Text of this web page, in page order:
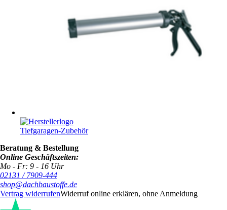
Tiefgaragen-Zubehör
Beratung & Bestellung
Online Geschäftszeiten:
Mo - Fr: 9 - 16 Uhr
02131 / 7909-444
shop@dachbaustoffe.de
Vertrag widerrufenWiderruf online erklären, ohne Anmeldung